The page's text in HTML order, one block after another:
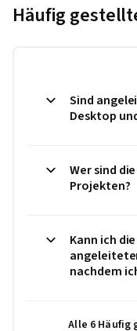
Häufig
Sind
Desktop
Wer sind
Projekten?
Kann ich
nachdem
Alle 6 Häufig